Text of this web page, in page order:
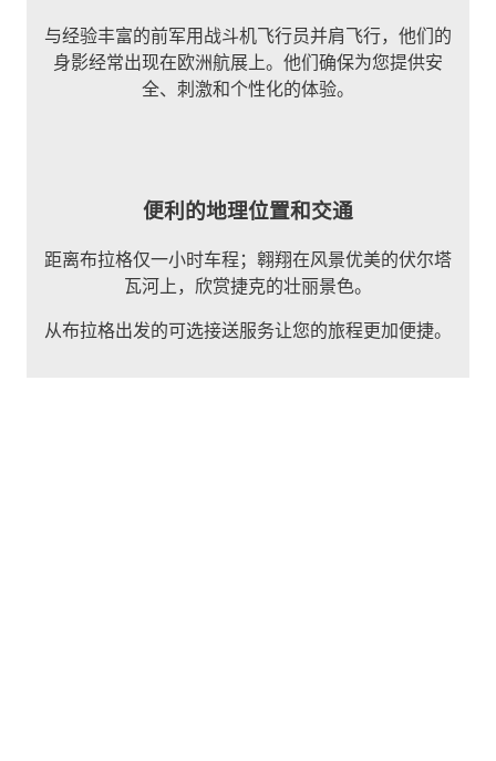
与经验丰富的前军用战斗机飞行员并肩飞行，他们的
身影经常出现在欧洲航展上。他们确保为您提供安
全、刺激和个性化的体验。
便利的地理位置和交通
距离布拉格仅一小时车程；翱翔在风景优美的伏尔塔
瓦河上，欣赏捷克的壮丽景色。
从布拉格出发的可选接送服务让您的旅程更加便捷。